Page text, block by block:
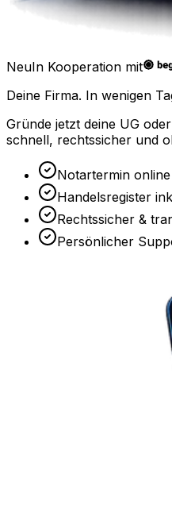
NeuIn Kooperation mit
Deine Firma. In wenigen
Gründe jetzt deine UG
schnell, rechtssicher und
Notartermin online
Handelsregister
Rechtssicher &
Persönlicher